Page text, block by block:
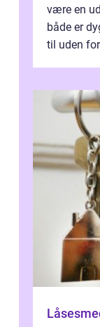
være en
både er
til uden